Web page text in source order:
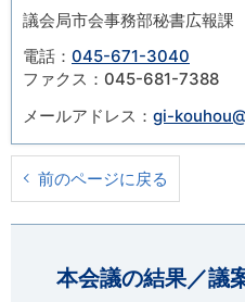
議会局市会事務部秘書広報課
電話： 045-671-3040
ファクス：045-681-7388
メールアドレス： gi-
前のページに戻る
本会議の結果／議